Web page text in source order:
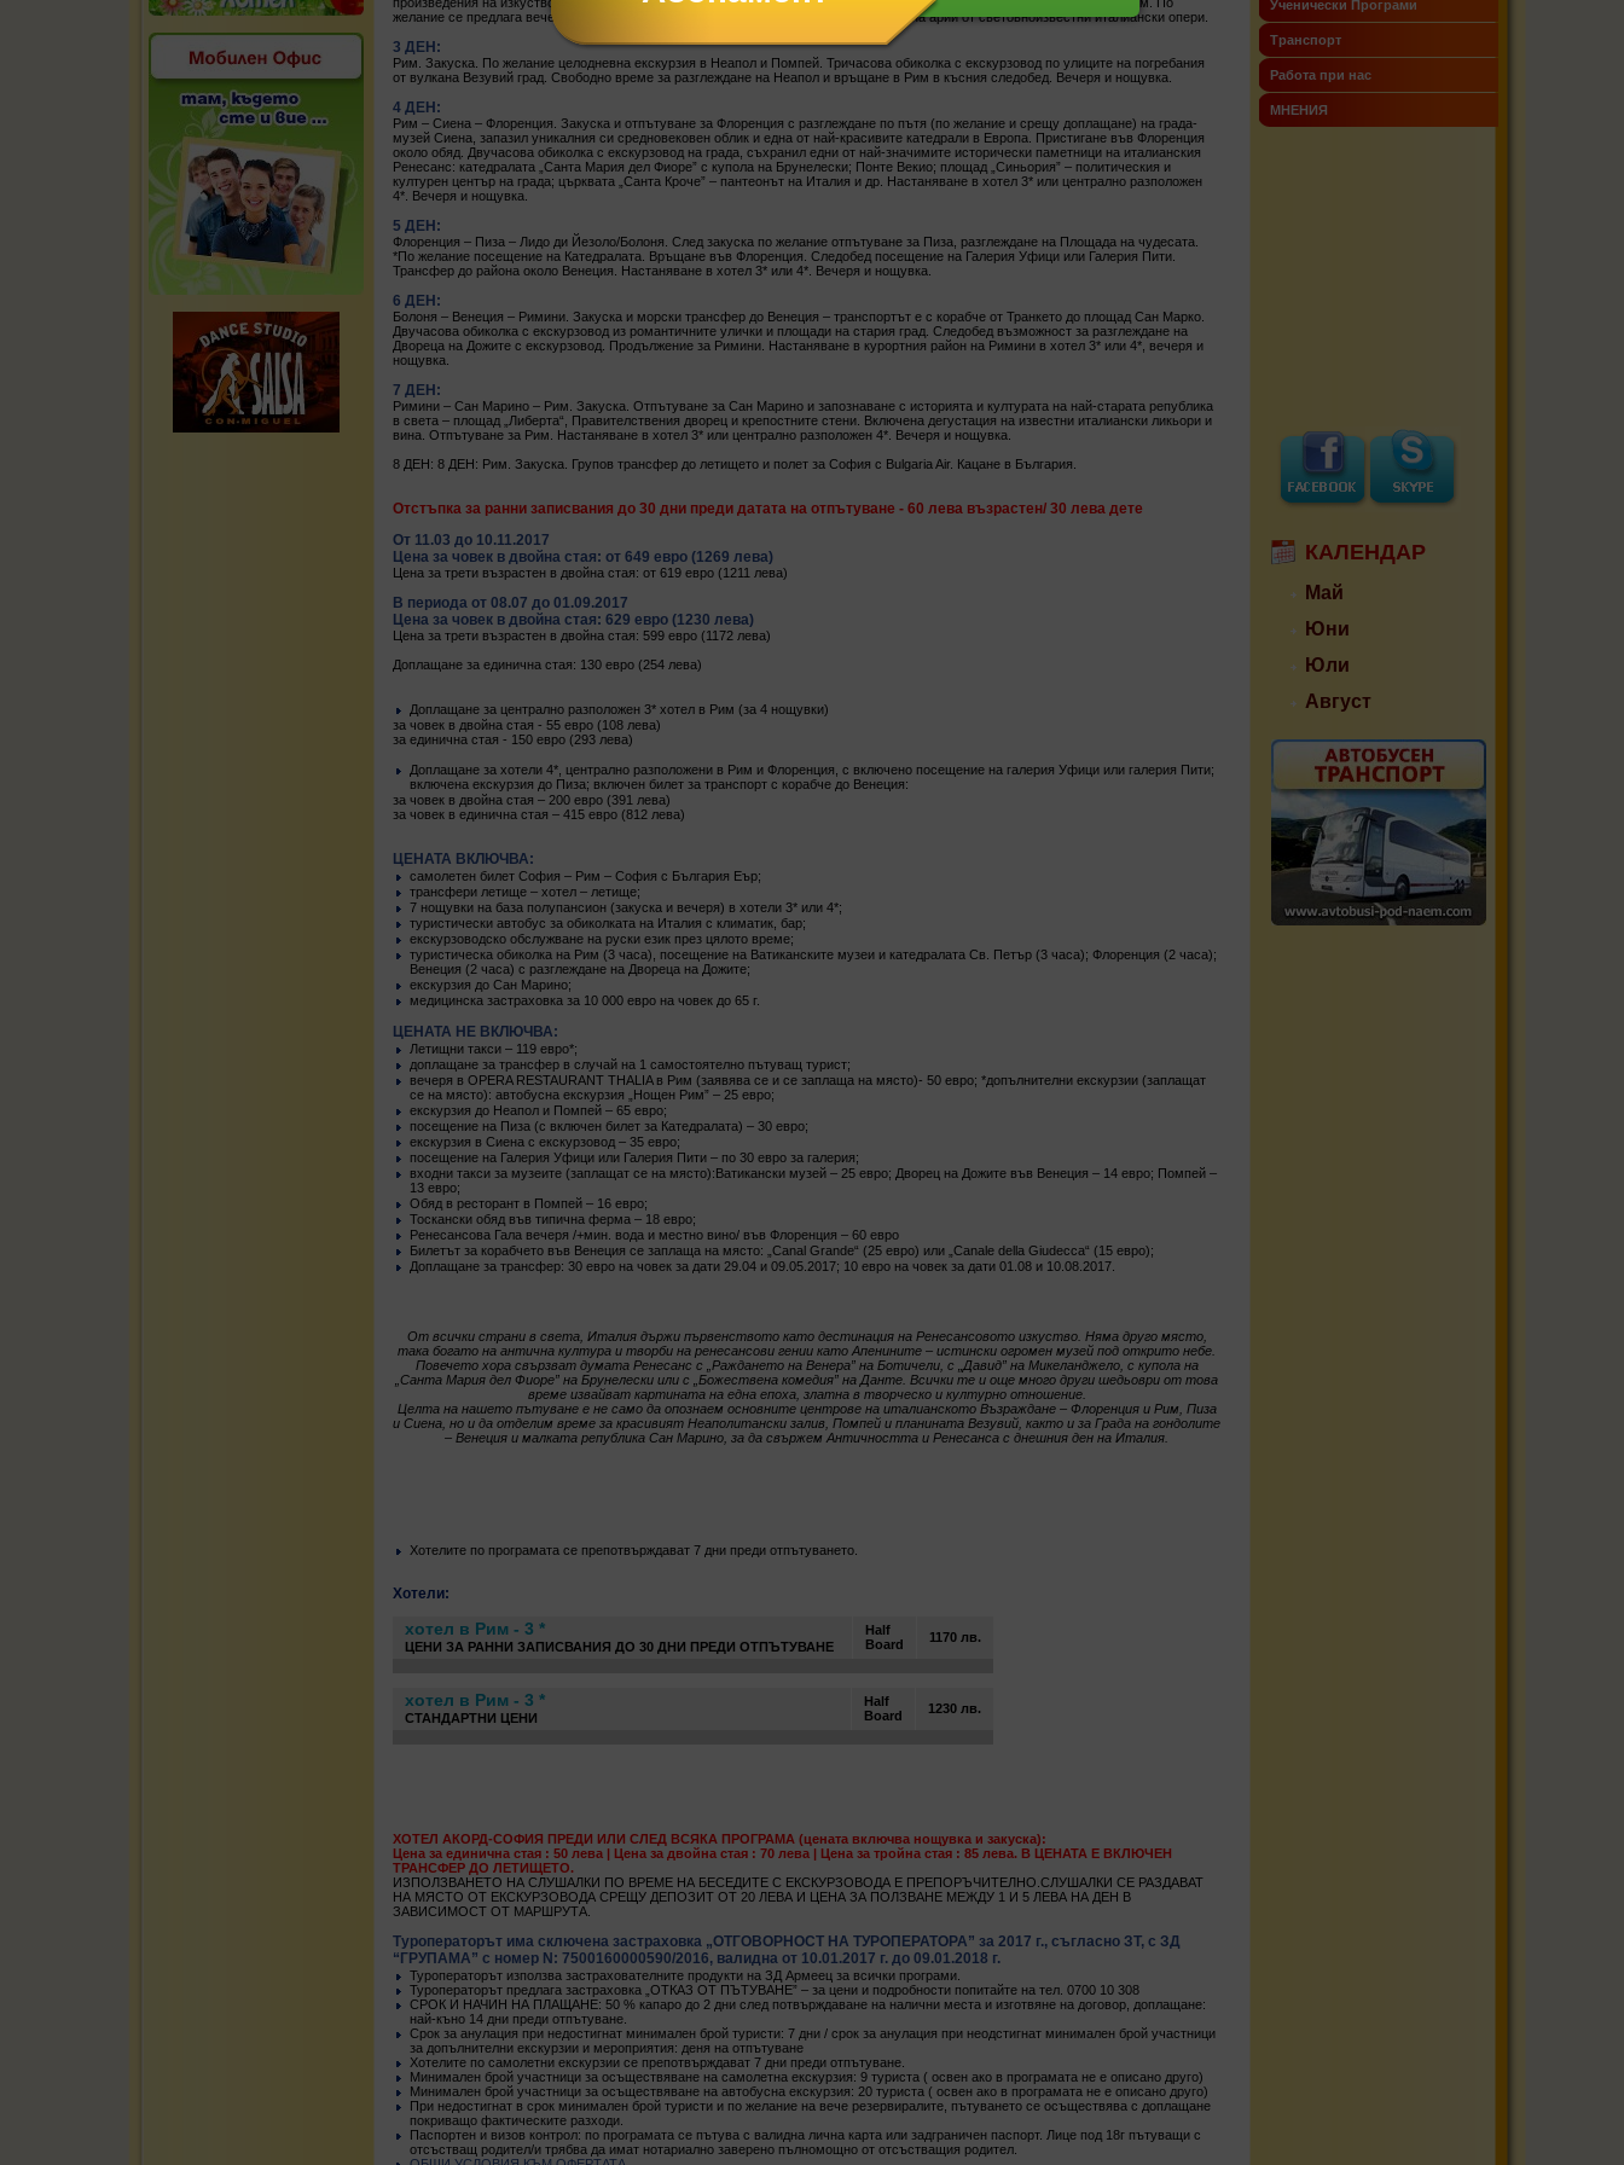
желание се предлага вечеря в OPERA RESTAURANT THALIA с изпълнение на живо на арии от световноизвестни италиански опери.
3 ДЕН:
Рим. Закуска. По желание целодневна екскурзия в Неапол и Помпей. Тричасова обиколка с екскурзовод по улиците на погребания
от вулкана Везувий град. Свободно време за разглеждане на Неапол и връщане в Рим в късния следобед. Вечеря и нощувка.
4 ДЕН:
Рим – Сиена – Флоренция. Закуска и отпътуване за Флоренция с разглеждане по пътя (по желание и срещу доплащане) на града-
музей Сиена, запазил уникалния си средновековен облик и една от най-красивите катедрали в Европа. Пристигане във Флоренция
около обяд. Двучасова обиколка с екскурзовод на града, съхранил едни от най-значимите исторически паметници на италианския
Ренесанс: катедралата „Санта Мария дел Фиоре” с купола на Брунелески; Понте Векио; площад „Синьория” – политическия и
културен център на града; църквата „Санта Кроче” – пантеонът на Италия и др. Настаняване в хотел 3* или централно разположен
4*. Вечеря и нощувка.
5 ДЕН:
Флоренция – Пиза – Лидо ди Йезоло/Болоня. След закуска по желание отпътуване за Пиза, разглеждане на Площада на чудесата.
*По желание посещение на Катедралата. Връщане във Флоренция. Следобед посещение на Галерия Уфици или Галерия Пити.
Трансфер до района около Венеция. Настаняване в хотел 3* или 4*. Вечеря и нощувка.
6 ДЕН:
Болоня – Венеция – Римини. Закуска и морски трансфер до Венеция – транспортът е с корабче от Транкето до площад Сан Марко.
Двучасова обиколка с екскурзовод из романтичните улички и площади на стария град. Следобед възможност за разглеждане на
Двореца на Дожите с екскурзовод. Продължение за Римини. Настаняване в курортния район на Римини в хотел 3* или 4*, вечеря и
нощувка.
7 ДЕН:
Римини – Сан Марино – Рим. Закуска. Отпътуване за Сан Марино и запознаване с историята и културата на най-старата република
в света – площад „Либерта“, Правителствения дворец и крепостните стени. Включена дегустация на известни италиански ликьори и
вина. Отпътуване за Рим. Настаняване в хотел 3* или централно разположен 4*. Вечеря и нощувка.
8 ДЕН: 8 ДЕН: Рим. Закуска. Групов трансфер до летището и полет за София с Bulgaria Air. Кацане в България.
Отстъпка за ранни записвания до 30 дни преди датата на отпътуване - 60 лева възрастен/ 30 лева дете
От 11.03 до 10.11.2017
Цена за човек в двойна стая: от 649 eвро (1269 лева)
Цена за трети възрастен в двойна стая: от 619 eвро (1211 лева)
В периода от 08.07 до 01.09.2017
Цена за човек в двойна стая: 629 евро (1230 лева)
Цена за трети възрастен в двойна стая: 599 евро (1172 лева)
Доплащане за единична стая: 130 евро (254 лева)
Доплащане за централно разположен 3* хотел в Рим (за 4 нощувки)
за човек в двойна стая - 55 евро (108 лева)
за единична стая - 150 евро (293 лева)
Доплащане за хотели 4*, централно разположени в Рим и Флоренция, с включено посещение на галерия Уфици или галерия Пити;
включена екскурзия до Пиза; включен билет за транспорт с корабче до Венеция:
за човек в двойна стая – 200 евро (391 лева)
за човек в единична стая – 415 евро (812 лева)
ЦЕНАТА ВКЛЮЧВА:
самолетен билет София – Рим – София с България Еър;
трансфери летище – хотел – летище;
7 нощувки на база полупансион (закуска и вечеря) в хотели 3* или 4*;
туристически автобус за обиколката на Италия с климатик, бар;
екскурзоводско обслужване на руски език през цялото време;
туристическа обиколка на Рим (3 часа), посещение на Ватиканските музеи и катедралата Св. Петър (3 часа); Флоренция (2 часа);
Венеция (2 часа) с разглеждане на Двореца на Дожите;
екскурзия до Сан Марино;
медицинска застраховка за 10 000 евро на човек до 65 г.
ЦЕНАТА НЕ ВКЛЮЧВА:
Летищни такси – 119 евро*;
доплащане за трансфер в случай на 1 самостоятелно пътуващ турист;
вечеря в OPERA RESTAURANT THALIA в Рим (заявява се и се заплаща на място)- 50 евро; *допълнителни екскурзии (заплащат
се на място): автобусна екскурзия „Нощен Рим” – 25 евро;
екскурзия до Неапол и Помпей – 65 евро;
посещение на Пиза (с включен билет за Катедралата) – 30 евро;
екскурзия в Сиена с екскурзовод – 35 евро;
посещение на Галерия Уфици или Галерия Пити – по 30 евро за галерия;
входни такси за музеите (заплащат се на място):Ватикански музей – 25 евро; Дворец на Дожите във Венеция – 14 евро; Помпей –
13 евро;
Обяд в ресторант в Помпей – 16 евро;
Тоскански обяд във типична ферма – 18 евро;
Ренесансова Гала вечеря /+мин. вода и местно вино/ във Флоренция – 60 евро
Билетът за корабчето във Венеция се заплаща на място: „Canal Grande“ (25 евро) или „Canale della Giudecca“ (15 евро);
Доплащане за трансфер: 30 евро на човек за дати 29.04 и 09.05.2017; 10 евро на човек за дати 01.08 и 10.08.2017.
От всички страни в света, Италия държи първенството като дестинация на Ренесансовото изкуство. Няма друго място,
така богато на антична култура и творби на ренесансови гении като Апенините – истински огромен музей под открито небе.
Повечето хора свързват думата Ренесанс с „Раждането на Венера” на Ботичели, с „Давид” на Микеланджело, с купола на
„Санта Мария дел Фиоре” на Брунелески или с „Божествена комедия” на Данте. Всички те и още много други шедьоври от това
време извайват картината на една епоха, златна в творческо и културно отношение.
Целта на нашето пътуване е не само да опознаем основните центрове на италианското Възраждане – Флоренция и Рим, Пиза
и Сиена, но и да отделим време за красивият Неаполитански залив, Помпей и планината Везувий, както и за Града на гондолите
– Венеция и малката република Сан Марино, за да свържем Античността и Ренесанса с днешния ден на Италия.
Хотелите по програмата се препотвърждават 7 дни преди отпътуването.
Хотели:
хотел в Рим - 3 *
ЦЕНИ ЗА РАННИ ЗАПИСВАНИЯ ДО 30 ДНИ ПРЕДИ ОТПЪТУВАНЕ
Half
Board
1170 лв.
хотел в Рим - 3 *
СТАНДАРТНИ ЦЕНИ
Half
Board
1230 лв.
ХОТЕЛ АКОРД-СОФИЯ ПРЕДИ ИЛИ СЛЕД ВСЯКА ПРОГРАМА (цената включва нощувка и закуска):
Цена за единична стая : 50 лева | Цена за двойна стая : 70 лева | Цена за тройна стая : 85 лева. В ЦЕНАТА Е ВКЛЮЧЕН
ТРАНСФЕР ДО ЛЕТИЩЕТО.
ИЗПОЛЗВАНЕТО НА СЛУШАЛКИ ПО ВРЕМЕ НА БЕСЕДИТЕ С ЕКСКУРЗОВОДА Е ПРЕПОРЪЧИТЕЛНО.СЛУШАЛКИ СЕ РАЗДАВАТ
НА МЯСТО ОТ ЕКСКУРЗОВОДА СРЕЩУ ДЕПОЗИТ ОТ 20 ЛЕВА И ЦЕНА ЗА ПОЛЗВАНЕ МЕЖДУ 1 И 5 ЛЕВА НА ДЕН В
ЗАВИСИМОСТ ОТ МАРШРУТА.
Туроператорът има сключена застраховка „ОТГОВОРНОСТ НА ТУРОПЕРАТОРА” за 2017 г., съгласно ЗТ, с ЗД
“ГРУПАМА” с номер N: 7500160000590/2016, валидна от 10.01.2017 г. до 09.01.2018 г.
Туроператорът използва застрахователните продукти на ЗД Армеец за всички програми.
Туроператорът предлага застраховка „ОТКАЗ ОТ ПЪТУВАНЕ” – за цени и подробности попитайте на тел. 0700 10 308
СРОК И НАЧИН НА ПЛАЩАНЕ: 50 % капаро до 2 дни след потвърждаване на налични места и изготвяне на договор, доплащане:
най-къно 14 дни преди отпътуване.
Срок за анулация при недостигнат минимален брой туристи: 7 дни / срок за анулация при неодстигнат минимален брой участници
за допълнителни екскурзии и мероприятия: деня на отпътуване
Хотелите по самолетни екскурзии се препотвърждават 7 дни преди отпътуване.
Минимален брой участници за осъществяване на самолетна екскурзия: 9 туриста ( освен ако в програмата не е описано друго)
Минимален брой участници за осъществяване на автобусна екскурзия: 20 туриста ( освен ако в програмата не е описано друго)
При недостигнат в срок минимален брой туристи и по желание на вече резервиралите, пътуването се осъществява с доплащане
покриващо фактическите разходи.
Паспортен и визов контрол: по програмата се пътува с валидна лична карта или задграничен паспорт. Лице под 18г пътуващи с
отсъстващ родител/и трябва да имат нотариално заверено пълномощно от отсъстващия родител.
Ученически Програми
Транспорт
Работа при нас
МНЕНИЯ
КАЛЕНДАР
Май
Юни
Юли
Август